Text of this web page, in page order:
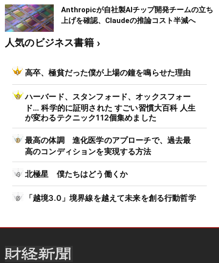
Anthropicが自社製AIチップ開発チームの立ち
上げを確認、Claudeの推論コスト半減へ
人気のビジネス書籍
高卒、極貧だった僕が上場の鐘を鳴らせた理由
ハーバード、スタンフォード、オックスフォー
ド… 科学的に証明された すごい習慣大百科 人生
が変わるテクニック112個集めました
最高の体調 進化医学のアプローチで、過去最
高のコンディションを実現する方法
北極星 僕たちはどう働くか
「越境3.0」境界線を越えて未来を創る行動哲学